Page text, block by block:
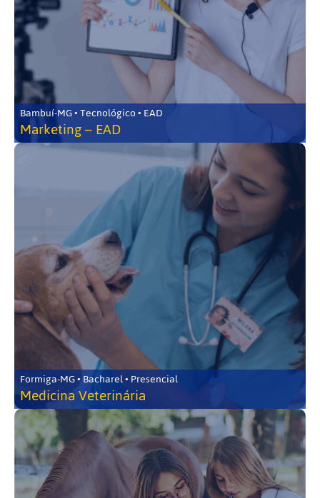
Bambuí-MG • Tecnológico • EAD
Marketing – EAD
Formiga-MG • Bacharel • Presencial
Medicina Veterinária